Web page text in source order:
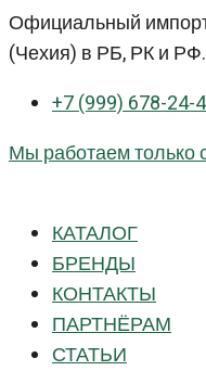
Перейти
к
Официальный
(Чехия) в РБ, РК и РФ.
+7 (999) 678-24-
Мы работаем только
КАТАЛОГ
БРЕНДЫ
КОНТАКТЫ
ПАРТНЁРАМ
СТАТЬИ